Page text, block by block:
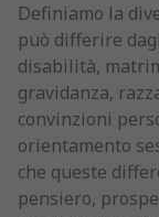
Definiamo la
può differire
disabilità,
gravidanza,
convinzioni
orientamento
che queste
pensiero,